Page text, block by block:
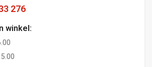
276
winkel: